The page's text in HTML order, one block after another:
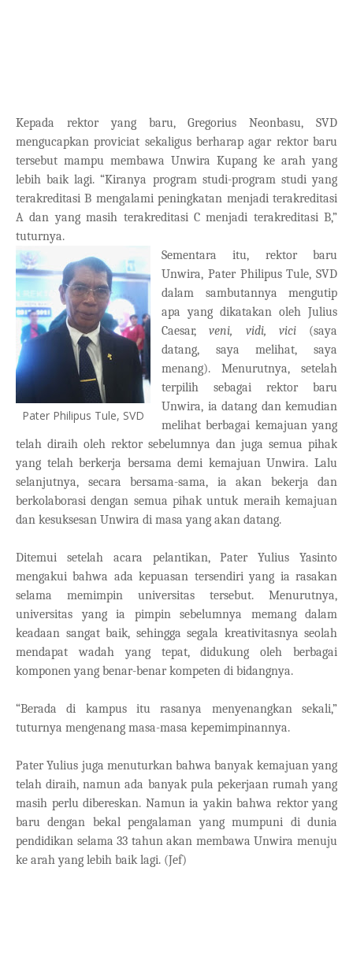
Kepada rektor yang baru, Gregorius Neonbasu, SVD
mengucapkan proviciat sekaligus berharap agar rektor baru
tersebut mampu membawa Unwira Kupang ke arah yang
lebih baik lagi. “Kiranya program studi-program studi yang
terakreditasi B mengalami peningkatan menjadi terakreditasi
A dan yang masih terakreditasi C menjadi terakreditasi B,”
tuturnya.
Pater Philipus Tule, SVD
Sementara itu, rektor baru
Unwira, Pater Philipus Tule, SVD
dalam sambutannya mengutip
apa yang dikatakan oleh Julius
Caesar,veni, vidi, vici (saya
datang, saya melihat, saya
menang). Menurutnya, setelah
terpilih sebagai rektor baru
Unwira, ia datang dan kemudian
melihat berbagai kemajuan yang
telah diraih oleh rektor sebelumnya dan juga semua pihak
yang telah berkerja bersama demi kemajuan Unwira. Lalu
selanjutnya, secara bersama-sama, ia akan bekerja dan
berkolaborasi dengan semua pihak untuk meraih kemajuan
dan kesuksesan Unwira di masa yang akan datang.
Ditemui setelah acara pelantikan, Pater Yulius Yasinto
mengakui bahwa ada kepuasan tersendiri yang ia rasakan
selama memimpin universitas tersebut. Menurutnya,
universitas yang ia pimpin sebelumnya memang dalam
keadaan sangat baik, sehingga segala kreativitasnya seolah
mendapat wadah yang tepat, didukung oleh berbagai
komponen yang benar-benar kompeten di bidangnya.
“Berada di kampus itu rasanya menyenangkan sekali,”
tuturnya mengenang masa-masa kepemimpinannya.
Pater Yulius juga menuturkan bahwa banyak kemajuan yang
telah diraih, namun ada banyak pula pekerjaan rumah yang
masih perlu dibereskan. Namun ia yakin bahwa rektor yang
baru dengan bekal pengalaman yang mumpuni di dunia
pendidikan selama 33 tahun akan membawa Unwira menuju
ke arah yang lebih baik lagi. (Jef)